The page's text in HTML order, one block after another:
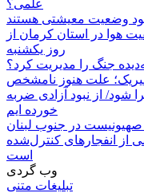
علمی؟
وضعیت معیشتی هستند
هوا در استان کرمان از
روز یکشنبه
جنگ را مدیریت کرد؟
علت هنوز نامشخص
شود/ از نبود آزادی ضربه
خورده ایم
انفجارهای کنترل‌شده
است
وب گردی
تبلیغات متنی